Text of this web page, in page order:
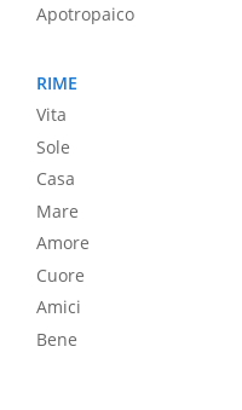
Apotropaico
RIME
Vita
Sole
Casa
Mare
Amore
Cuore
Amici
Bene